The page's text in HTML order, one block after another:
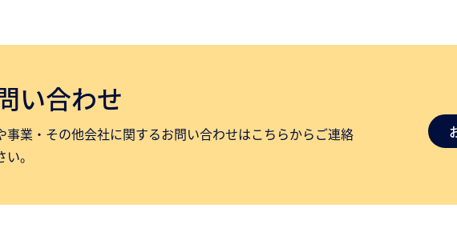
い合わせ
事業・その他会社に関するお問い合わせはこちらからご連絡
。